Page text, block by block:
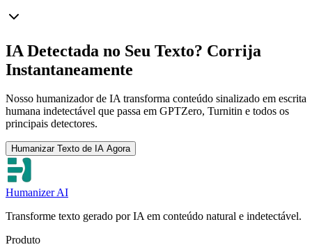
IA Detectada no Seu Texto? Corrija
Instantaneamente
Nosso humanizador de IA transforma conteúdo sinalizado em escrita
humana indetectável que passa em GPTZero, Turnitin e todos os
principais detectores.
Humanizar Texto de IA Agora
Humanizer AI
Transforme texto gerado por IA em conteúdo natural e indetectável.
Produto